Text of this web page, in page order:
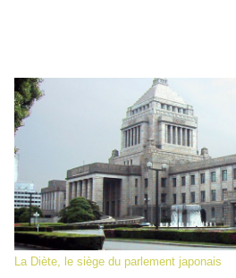
La Diète, le siège du parlement japonais